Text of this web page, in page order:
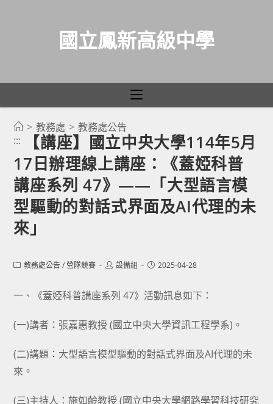
國立鳳新高級中學
> 教務處 > 教務處公告
:::
【講座】國立中央大學114年5月
17日辦理線上講座：《蓋婭科普
講座系列 47》——「大型語言模
型驅動的對話式界面及AI代理的未
來」
Post教務處公告 / 營隊競賽
Post設備組
Post2025-04-28
一、《蓋婭科普講座系列 47》活動訊息如下：
(一)講者：張嘉惠教授 (國立中央大學資訊工程學系)。
(二)講題：大型語言模型驅動的對話式界面及AI代理的未
來。
(三)主持人：施如齡教授 (國立中央大學網路學習科技研究